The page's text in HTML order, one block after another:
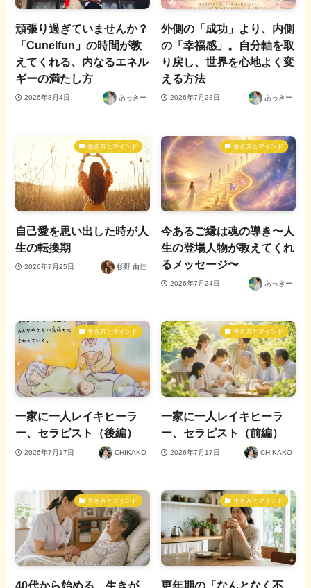
頑張り過ぎていませんか？
「Cunelfun」の時間が教
えてくれる、内なるエネル
ギーの満たし方
2026年8月4日 あっきー
外側の「成功」より、内側
の「幸福感」。自分軸を取
り戻し、世界を心地よく変
える方法
2026年7月28日 あっきー
生き方とマインド
自己愛を思い出した時が人
生の転換期
2026年7月25日 杉野 由佳
生き方とマインド
今あるご縁は魂の導き〜人
生の登場人物が教えてくれ
るメッセージ〜
2026年7月24日 あっきー
生き方とマインド
一家に一人レイキヒーラ
ー、セラピスト（後編）
2026年7月17日 CHIKAKO
生き方とマインド
一家に一人レイキヒーラ
ー、セラピスト（前編）
2026年7月17日 CHIKAKO
生き方とマインド
40代から始める、生きが
生き方とマインド
更年期の「なんとなく不